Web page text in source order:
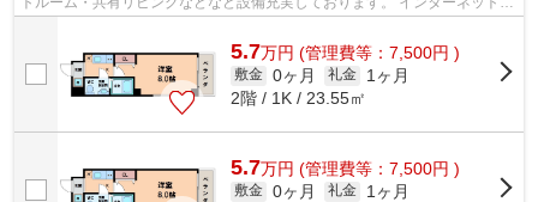
5.7万円 (管理費等：7,500円 )
敷金 0ヶ月 礼金
1ヶ月
2階 / 1K / 23.55㎡
5.7万円 (管理費等：7,500円 )
敷金 0ヶ月 礼金
1ヶ月